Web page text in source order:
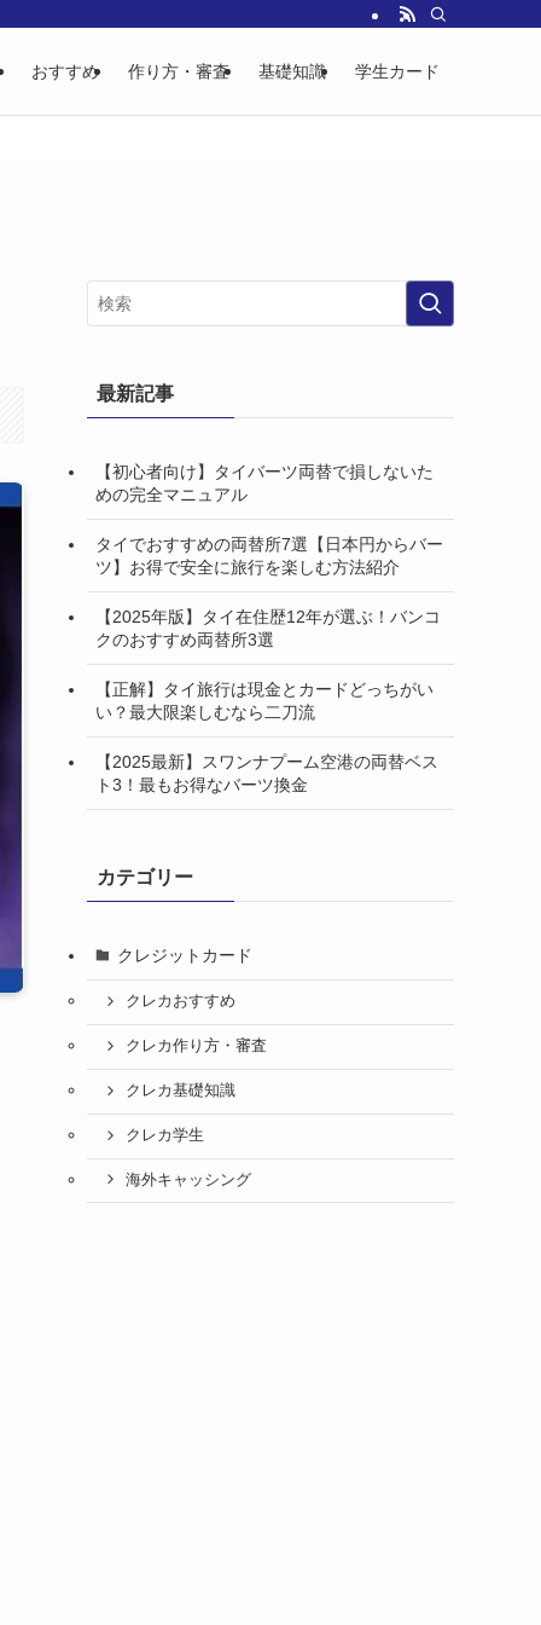
おすすめ 作り方・審査 基礎知識 学生カード
最新記事
【初心者向け】タイバーツ両替で損しないた
めの完全マニュアル
タイでおすすめの両替所7選【日本円からバー
ツ】お得で安全に旅行を楽しむ方法紹介
【2025年版】タイ在住歴12年が選ぶ！バンコ
クのおすすめ両替所3選
【正解】タイ旅行は現金とカードどっちがい
い？最大限楽しむなら二刀流
【2025最新】スワンナプーム空港の両替ベス
ト3！最もお得なバーツ換金
カテゴリー
クレジットカード
クレカおすすめ
クレカ作り方・審査
クレカ基礎知識
クレカ学生
海外キャッシング